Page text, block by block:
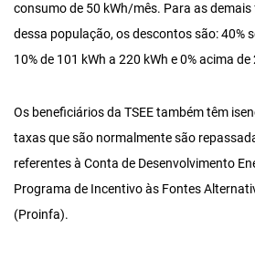
consumo de 50 kWh/mês. Para as
dessa população, os descontos são: 40%
10% de 101 kWh a 220 kWh e 0% acima de
Os beneficiários da TSEE também têm
taxas que são normalmente são
referentes à Conta de Desenvolvimento
Programa de Incentivo às Fontes
(Proinfa).